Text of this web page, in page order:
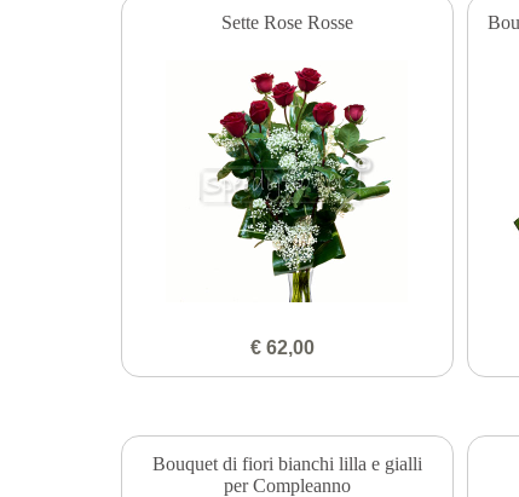
Sette Rose Rosse
€ 62,00
Bouquet di fiori bianchi lilla e gialli
per Compleanno